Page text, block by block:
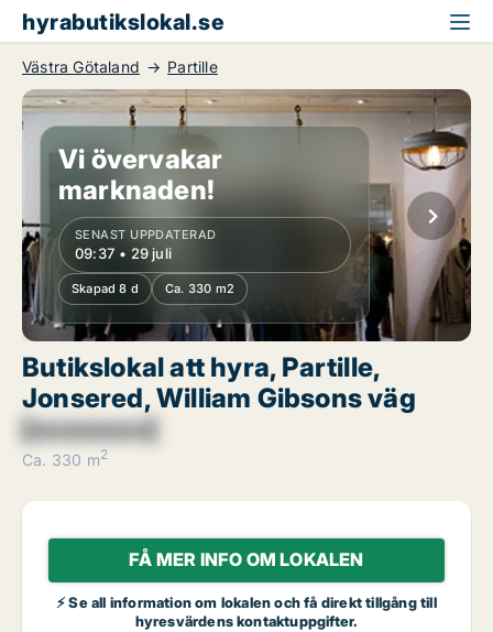
hyrabutikslokal.se
Västra Götaland Partille
Vi övervakar
marknaden!
SENAST UPPDATERAD
09:37 • 29 juli
Skapad 8 d Ca. 330 m2
Butikslokal att hyra, Partille,
Jonsered, William Gibsons väg
[xxxxxxxx]
Ca. 330 m2
FÅ MER INFO OM LOKALEN
⚡ Se all information om lokalen och få direkt tillgång till
hyresvärdens kontaktuppgifter.